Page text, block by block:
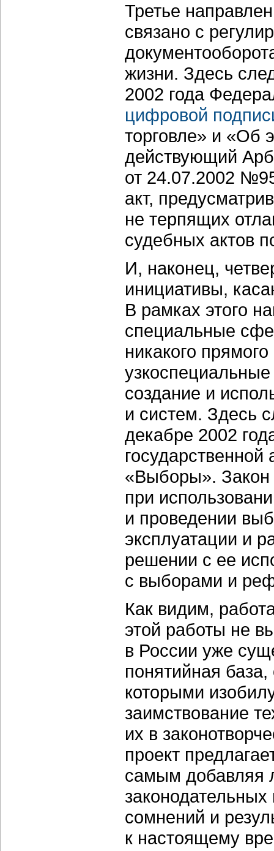
Третье
связано с
жизни. Здесь
2002 года
цифровой
торговле» и «Об
действующий
от 24.07.2002
акт,
не терпящих
судебных актов
И, наконец,
инициативы,
В рамках этого
специальные
никакого
создание и
и систем. Здесь
декабре 2002
«Выборы». Закон
при
и проведении
эксплуатации и
решении с ее
с выборами и
Как видим,
этой работы не
в России уже
понятийная
которыми
заимствование
их в
проект
самым добавляя
сомнений и
к настоящему